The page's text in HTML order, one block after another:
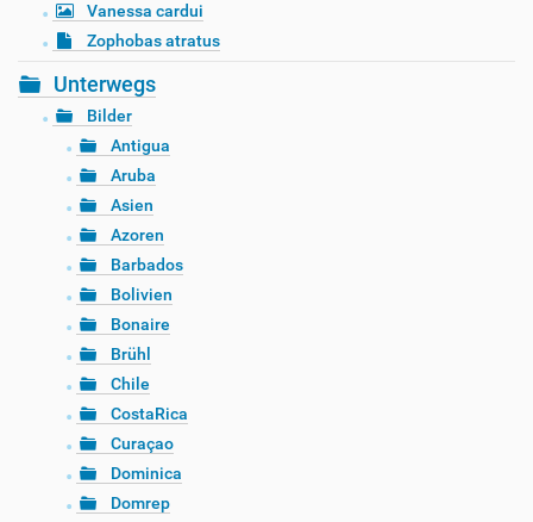
Vanessa cardui
Zophobas atratus
Unterwegs
Bilder
Antigua
Aruba
Asien
Azoren
Barbados
Bolivien
Bonaire
Brühl
Chile
CostaRica
Curaçao
Dominica
Domrep